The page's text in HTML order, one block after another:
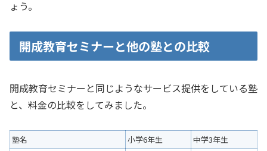
ょう。
開成教育セミナーと他の塾との比較
開成教育セミナーと同じようなサービス提供をしている塾
と、料金の比較をしてみました。
塾名 小学6年生
中学3年生